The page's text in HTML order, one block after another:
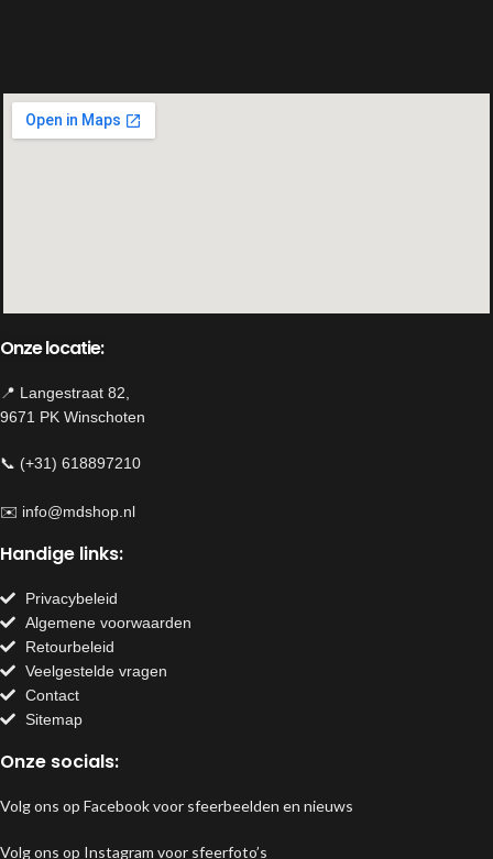
Onze locatie:
📍 Langestraat 82,
9671 PK Winschoten
📞 (+31) 618897210
✉️ info@mdshop.nl
Handige links:
Privacybeleid
Algemene voorwaarden
Retourbeleid
Veelgestelde vragen
Contact
Sitemap
Onze socials:
Volg ons op Facebook voor sfeerbeelden en nieuws
Volg ons op Instagram voor sfeerfoto’s